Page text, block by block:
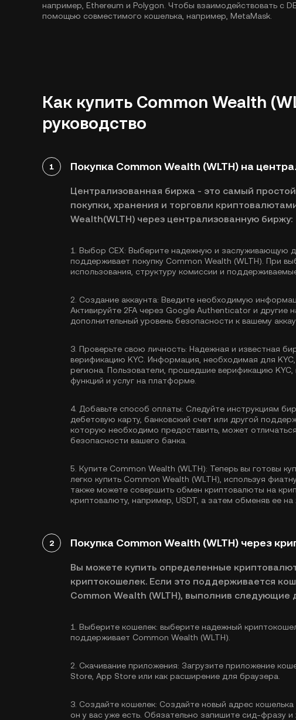
например, Ethereum и Polygon . Чтобы взаимодействовать с
помощью совместимого кошелька, например, MetaMask.
Как купить Common Wealth
руководство
1 Покупка Common Wealth (WLTH) на
Централизованная биржа - это самый
покупки, хранения и торговли
Wealth(WLTH) через централизованную биржу:
1. Выбор CEX: Выберите надежную и заслуживающую
поддерживает покупку Common Wealth (WLTH). При
использования, структуру комиссии и
2. Создание аккаунта: Введите необходимую
Активируйте 2FA через Google Authenticator и другие
дополнительный уровень безопасности к вашему
3. Проверьте свою личность: Надежная и известная
верификацию KYC . Информация, необходимая для
региона. Пользователи, прошедшие верификацию
функций и услуг на платформе.
4. Добавьте способ оплаты: Следуйте инструкциям
дебетовую карту, банковский счет или другой
которую необходимо предоставить, может
безопасности вашего банка.
5. Купите Common Wealth (WLTH): Теперь вы готовы
легко купить Common Wealth (WLTH), используя
также можете совершить обмен криптовалюты на
криптовалюту, например, USDT , а затем обменяв ее
2 Покупка Common Wealth (WLTH) через
Вы можете купить определенные
криптокошелек. Если это поддерживается
Common Wealth (WLTH), выполнив следующие
1. Выберите кошелек: выберите надежный
поддерживает Common Wealth (WLTH).
2. Скачивание приложения: Загрузите приложение
Store, App Store или как расширение для браузера.
3. Создайте кошелек: Создайте новый адрес
он у вас уже есть. Обязательно запишите сид-фразу